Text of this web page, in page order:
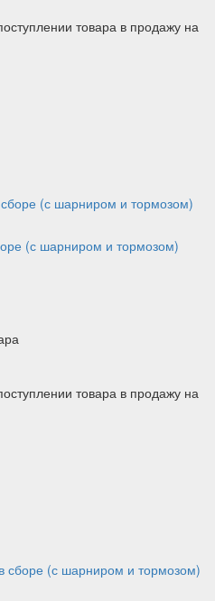
товара в продажу на
(с шарниром и тормозом)
товара в продажу на